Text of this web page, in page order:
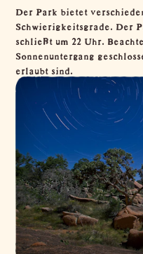
Der Park bietet
Schwierigkeitsgrade. Der
schließt um 22 Uhr.
Sonnenuntergang
erlaubt sind.